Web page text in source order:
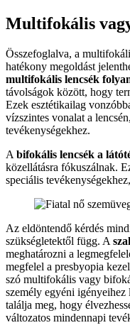
Multifokális
Összefoglalva, a
hatékony megoldást
multifokális lencsék
távolságok között, hogy
Ezek esztétikailag
vízszintes vonalat a
tevékenységekhez.
A bifokális lencsék a
közellátásra fókuszálnak.
speciális
Az eldöntendő kérdés
szükségletektől függ. A
meghatározni a
megfelel a presbyopia
szó multifokális vagy
személy egyéni
találja meg, hogy
változatos mindennapi